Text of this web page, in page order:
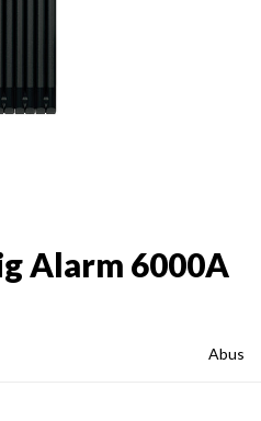
Alarm 6000A
Abus